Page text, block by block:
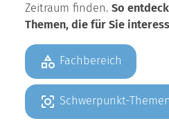
Zeitraum finden. So
Themen, die für Sie
Fachbereich
Schwerpunkt-Themen